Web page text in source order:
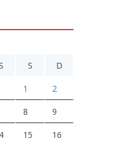
S D
1 2
8 9
15 16